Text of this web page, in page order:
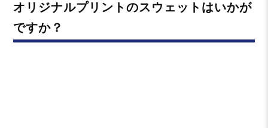
ー
オリジナルプリントのスウェットはいかが
ですか？